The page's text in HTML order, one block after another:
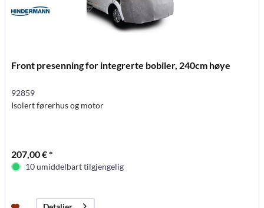
Front presenning for integrerte bobiler, 240cm høye
92859
Isolert førerhus og motor
207,00 € *
10 umiddelbart tilgjengelig